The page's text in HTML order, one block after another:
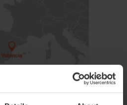
della Spagna, sulle rive del Mar